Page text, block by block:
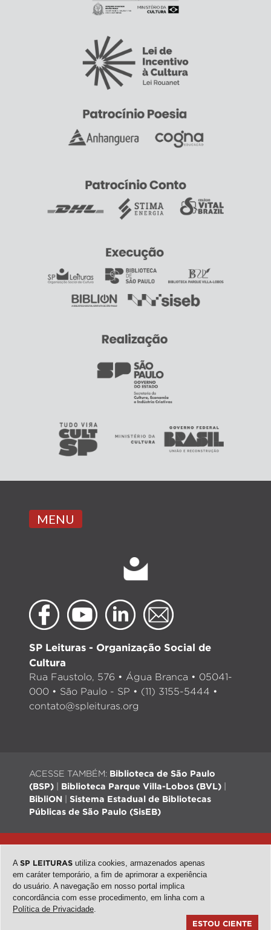
MENU
SP Leituras - Organização Social de
Cultura
Rua Faustolo, 576 • Água Branca • 05041-
000 • São Paulo - SP • (11) 3155-5444 •
contato@spleituras.org
ACESSE TAMBÉM: Biblioteca de São Paulo
(BSP)
Biblioteca Parque Villa-Lobos (BVL)
BibliON
Sistema Estadual de Bibliotecas
Públicas de São Paulo (SisEB)
QubeDesign
| Arte: Passarim db
topo
A SP LEITURAS utiliza cookies, armazenados apenas
em caráter temporário, a fim de aprimorar a experiência
do usuário. A navegação em nosso portal implica
concordância com esse procedimento, em linha com a
Política de Privacidade.
ESTOU CIENTE